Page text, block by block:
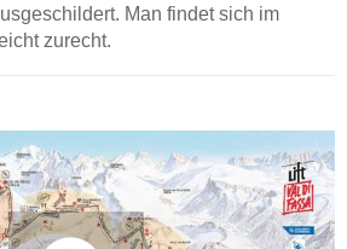
Man findet sich im
zurecht.